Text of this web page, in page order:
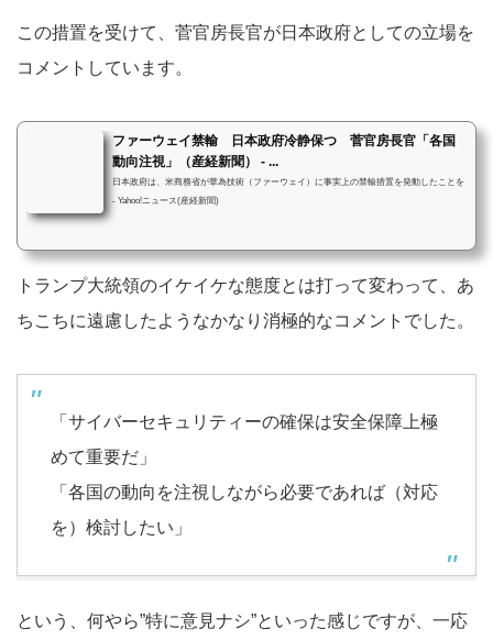
この措置を受けて、菅官房長官が日本政府としての立場を
コメントしています。
ファーウェイ禁輸 日本政府冷静保つ 菅官房長官「各国
動向注視」（産経新聞） - ...
日本政府は、米商務省が華為技術（ファーウェイ）に事実上の禁輸措置を発動したことを
- Yahoo!ニュース(産経新聞)
トランプ大統領のイケイケな態度とは打って変わって、あ
ちこちに遠慮したようなかなり消極的なコメントでした。
「サイバーセキュリティーの確保は安全保障上極
めて重要だ」
「各国の動向を注視しながら必要であれば（対応
を）検討したい」
という、何やら”特に意見ナシ”といった感じですが、一応